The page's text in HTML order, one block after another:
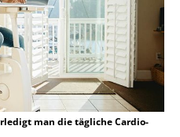
man die tägliche Cardio-